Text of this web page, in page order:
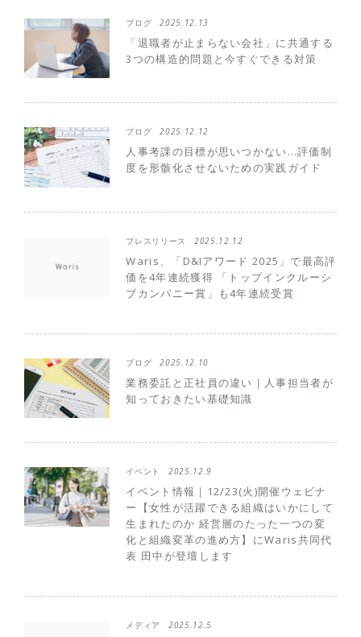
ブログ 2025.12.13
「退職者が止まらない会社」に共通する
3つの構造的問題と今すぐできる対策
ブログ 2025.12.12
人事考課の目標が思いつかない…評価制
度を形骸化させないための実践ガイド
プレスリリース 2025.12.12
Waris、「D&Iアワード 2025」で最高評
価を4年連続獲得 「トップインクルーシ
ブカンパニー賞」も4年連続受賞
ブログ 2025.12.10
業務委託と正社員の違い｜人事担当者が
知っておきたい基礎知識
イベント 2025.12.9
イベント情報｜12/23(火)開催ウェビナ
ー【女性が活躍できる組織はいかにして
生まれたのか 経営層のたった一つの変
化と組織変革の進め方】にWaris共同代
表 田中が登壇します
メディア 2025.12.5